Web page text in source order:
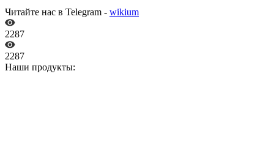
Читайте нас в Telegram - wikium
2287
2287
Наши продукты: